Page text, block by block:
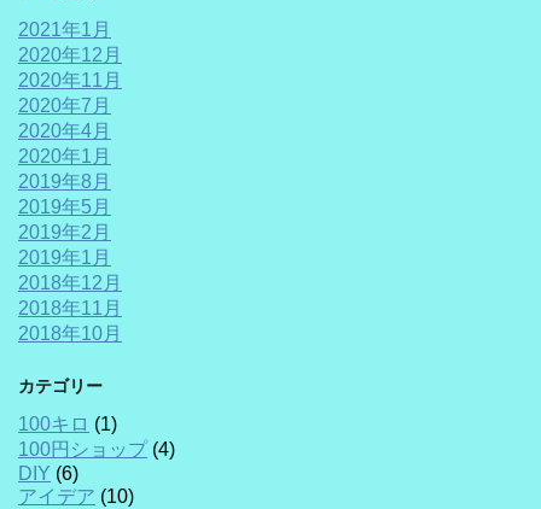
2021年1月
2020年12月
2020年11月
2020年7月
2020年4月
2020年1月
2019年8月
2019年5月
2019年2月
2019年1月
2018年12月
2018年11月
2018年10月
カテゴリー
100キロ (1)
100円ショップ(4)
DIY (6)
アイデア (10)